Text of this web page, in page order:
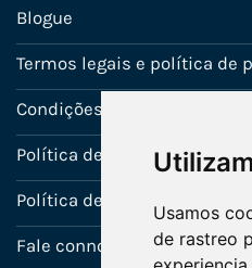
Usamos
de rastreo
Blogue
Termos legais e política de
Condições de venda
Política de Garantia
Política de utilização de
Fale connosco